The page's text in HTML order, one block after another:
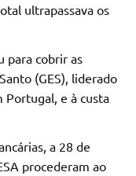
ultrapassava os
para cobrir as
(GES), liderado
Portugal, e à custa
a 28 de
procederam ao